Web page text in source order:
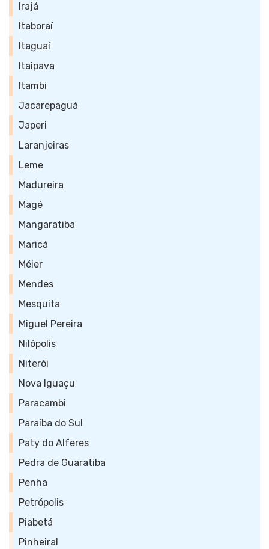
Irajá
Itaboraí
Itaguaí
Itaipava
Itambi
Jacarepaguá
Japeri
Laranjeiras
Leme
Madureira
Magé
Mangaratiba
Maricá
Méier
Mendes
Mesquita
Miguel Pereira
Nilópolis
Niterói
Nova Iguaçu
Paracambi
Paraíba do Sul
Paty do Alferes
Pedra de Guaratiba
Penha
Petrópolis
Piabetá
Pinheiral